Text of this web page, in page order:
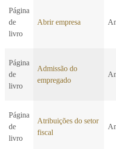
Página
de
livro
Abrir empresa
Página
de
livro
Admissão do
empregado
Página
de
livro
Atribuições do setor
fiscal